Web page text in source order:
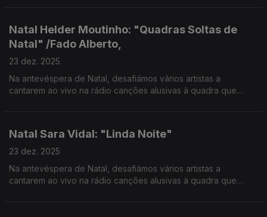
Natal Helder Moutinho: "Quadras Soltas de
Natal" /Fado Alberto,
23 dez. 2025
Na antevéspera de Natal, desafiámos vários artistas a
cantarem ao vivo na rádio canções alusivas à quadra que
Natal Sara Vidal: "Linda Noite"
23 dez. 2025
Na antevéspera de Natal, desafiámos vários artistas a
cantarem ao vivo na rádio canções alusivas à quadra que